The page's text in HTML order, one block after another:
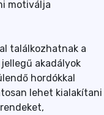
motiválja
találkozhatnak a
jellegű akadályok
hordókkal
lehet kialakítani